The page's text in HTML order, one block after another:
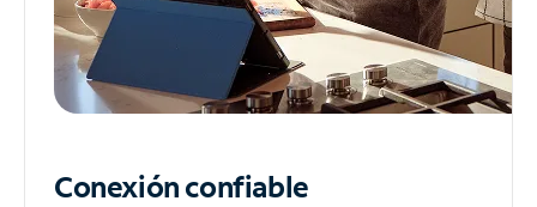
Conexión confiable